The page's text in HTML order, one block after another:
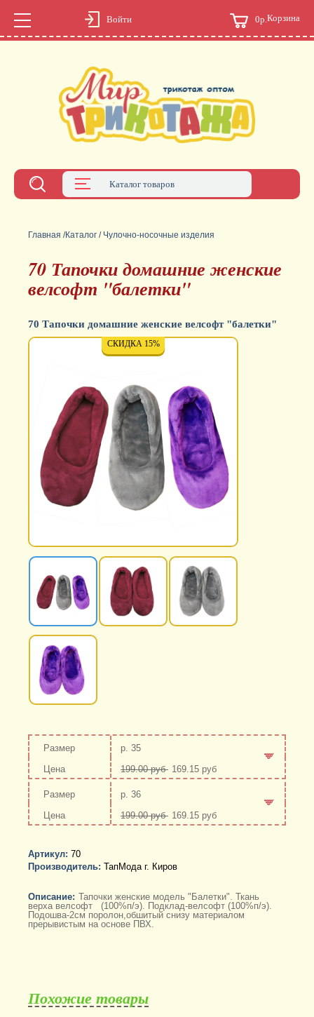
Войти Корзина
0р.
Каталог товаров
Главная /Каталог / Чулочно-носочные изделия
70 Тапочки домашние женские
велсофт "балетки"
70 Тапочки домашние женские велсофт "балетки"
СКИДКА 15%
р. 35
199.00 руб 169.15 руб
-р. 36
199.00 руб 169.15 руб
Артикул: 70
Производитель: ТапМода г. Киров
Описание: Тапочки женские модель "Балетки". Ткань
верха велсофт (100%п/э). Подклад-велсофт (100%п/э).
Подошва-2см поролон,обшитый снизу материалом
прерывистым на основе ПВХ.
Похожие товары